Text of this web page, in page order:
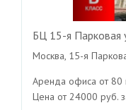
БЦ 15-я Парковая
Москва, 15-я
Аренда офиса от 80
Цена от 24000 руб.